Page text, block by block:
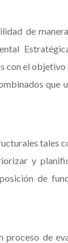
de
con el
que
tales
y
de
de